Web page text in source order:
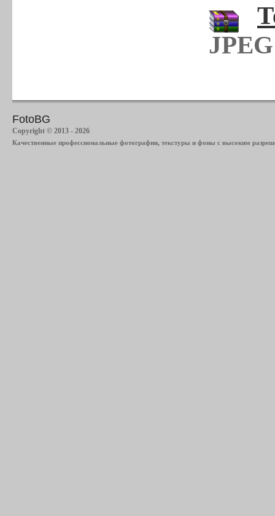
FotoBG
Copyright © 2013 - 2026
Качественные профессиональные фотографии, текстуры и фоны с высоким